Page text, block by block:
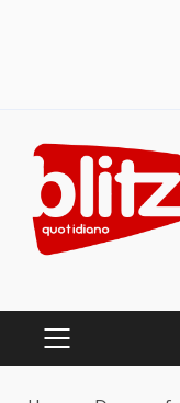
content
PRIMARY